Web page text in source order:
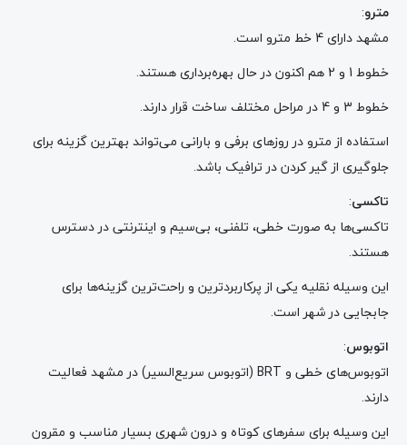
مترو:
مشهد دارای 4 خط مترو است.
خطوط 1 و 2 هم اکنون در حال بهره‌برداری هستند.
خطوط 3 و 4 در مراحل مختلف ساخت قرار دارند.
استفاده از مترو در روزهای برفی و بارانی می‌تواند بهترین گزینه برای
جلوگیری از گیر کردن در ترافیک باشد.
تاکسی:
تاکسی‌ها به صورت خطی، تلفنی، بی‌سیم و اینترنتی در دسترس
هستند.
این وسیله نقلیه یکی از پرکاربردترین و راحت‌ترین گزینه‌ها برای
جابجایی در شهر است.
اتوبوس:
اتوبوس‌های خطی و BRT (اتوبوس سریع‌السیر) در مشهد فعالیت
دارند.
این وسیله برای سفرهای کوتاه و درون شهری بسیار مناسب و مقرون